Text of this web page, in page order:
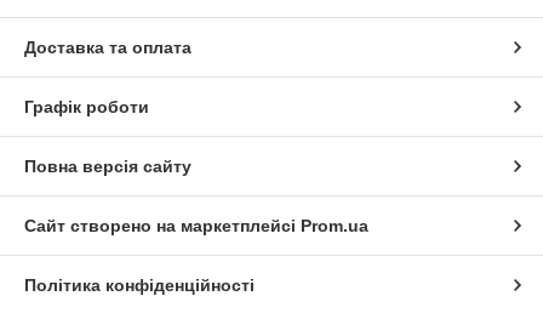
Доставка та оплата
Графік роботи
Повна версія сайту
Сайт створено на маркетплейсі Prom.ua
Політика конфіденційності